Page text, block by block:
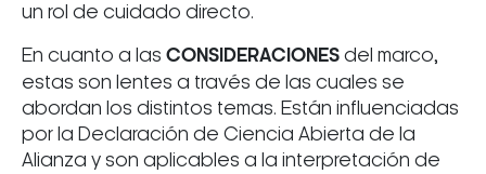
un rol de cuidado directo.
En cuanto a las CONSIDERACIONES del marco,
estas son lentes a través de las cuales se
abordan los distintos temas. Están influenciadas
por la Declaración de Ciencia Abierta de la
Alianza y son aplicables a la interpretación de